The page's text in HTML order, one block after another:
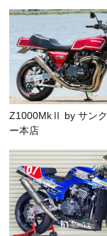
Z1000MkⅡ by サン
ー本店